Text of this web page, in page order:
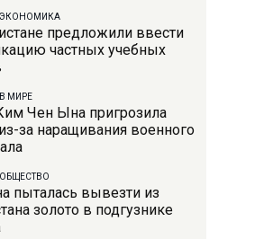
ЭКОНОМИКА
предложили ввести
частных учебных
В МИРЕ
Чен Ына пригрозила
за наращивания военного
ОБЩЕСТВО
пыталась вывезти из
золото в подгузнике